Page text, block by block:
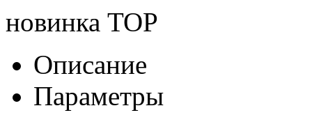
новинка TOP
Описание
Параметры